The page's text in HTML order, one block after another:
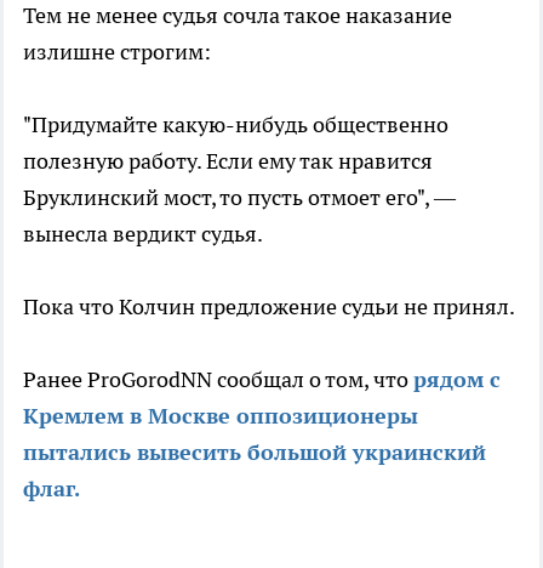
Тем не менее судья сочла такое наказание
излишне строгим:
"Придумайте какую-нибудь общественно
полезную работу. Если ему так нравится
Бруклинский мост, то пусть отмоет его", —
вынесла вердикт судья.
Пока что Колчин предложение судьи не принял.
Ранее ProGorodNN сообщал о том, чторядом с
Кремлем в Москве оппозиционеры
пытались вывесить большой украинский
флаг.